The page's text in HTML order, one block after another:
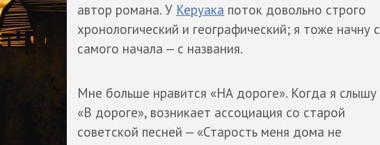
автор романа. У Керуака поток довольно строго
хронологический и географический; я тоже начну с
самого начала — с названия.
Мне больше нравится «НА дороге». Когда я слышу
«В дороге», возникает ассоциация со старой
советской песней — «Старость меня дома не